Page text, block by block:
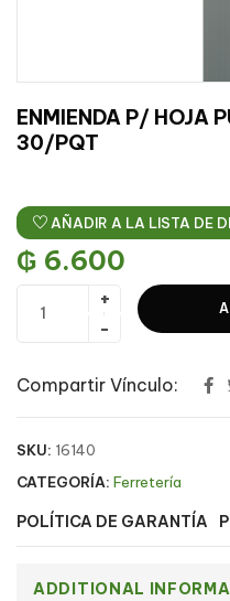
ENMIENDA P/ HOJA
30/PQT
AÑADIR A LA LISTA DE
₲ 6.600
Compartir Vínculo:
SKU: 16140
CATEGORÍA: Ferretería
POLÍTICA DE GARANTÍA
ADDITIONAL